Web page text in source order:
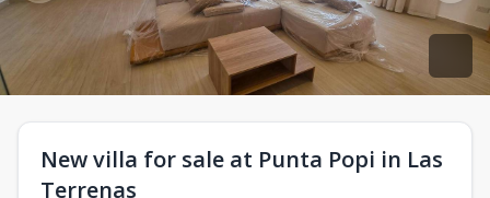
New villa for sale at Punta Popi in Las
Terrenas